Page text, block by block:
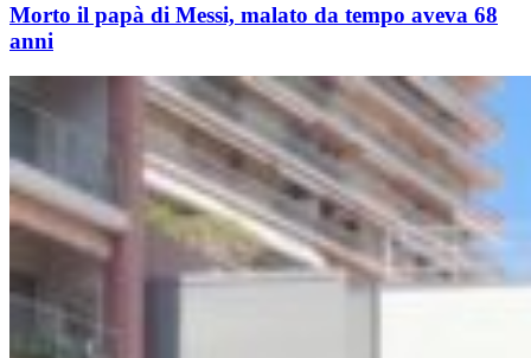
Morto il papà di Messi, malato da tempo aveva 68
anni